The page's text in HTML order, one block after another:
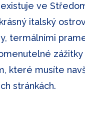
existuje ve
italský
termálními
které musíte
stránkách.